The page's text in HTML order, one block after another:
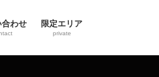
合わせ 限定エリア
private